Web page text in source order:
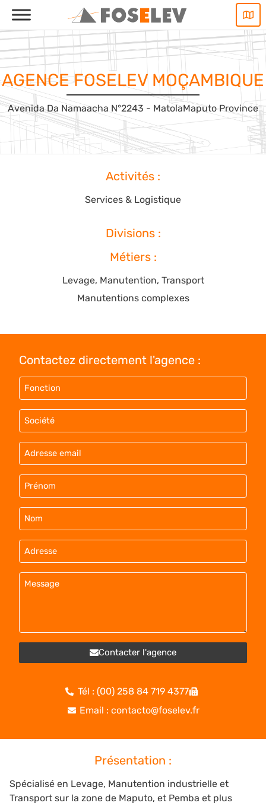
Aller
contenu
AGENCE FOSELEV MOÇAMBIQUE
Avenida Da Namaacha N°2243 - MatolaMaputo Province
Activités :
Services & Logistique
Divisions :
Métiers :
Levage, Manutention, Transport
Manutentions complexes
Contactez directement l'agence :
Contacter l'agence
Tél : (00) 258 84 719 4377
Email : contacto@foselev.fr
Présentation :
Spécialisé en Levage, Manutention industrielle et
Transport sur la zone de Maputo, et Pemba et plus